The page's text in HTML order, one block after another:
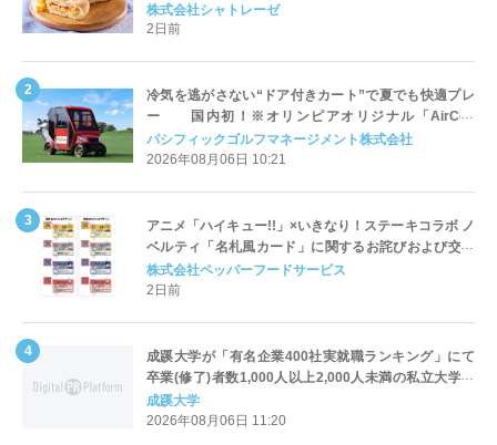
株式会社シャトレーゼ
2日前
冷気を逃がさない“ドア付きカート”で夏でも快適プレ
ー 国内初！※オリンピアオリジナル「AirCon
Cart（エアコンカート）」導入 | ＰＧＭ
パシフィックゴルフマネージメント株式会社
2026年08月06日 10:21
アニメ「ハイキュー!!」×いきなり！ステーキコラボ ノ
ベルティ「名札風カード」に関するお詫びおよび交換
対応についてのご案内
株式会社ペッパーフードサービス
2日前
成蹊大学が「有名企業400社実就職ランキング」にて
卒業(修了)者数1,000人以上2,000人未満の私立大学で
全国第1位を獲得！～実就職率は26.5%（前年比＋
4.3pt）に伸長、東京の私立大学でも10位にランクイン
成蹊大学
2026年08月06日 11:20